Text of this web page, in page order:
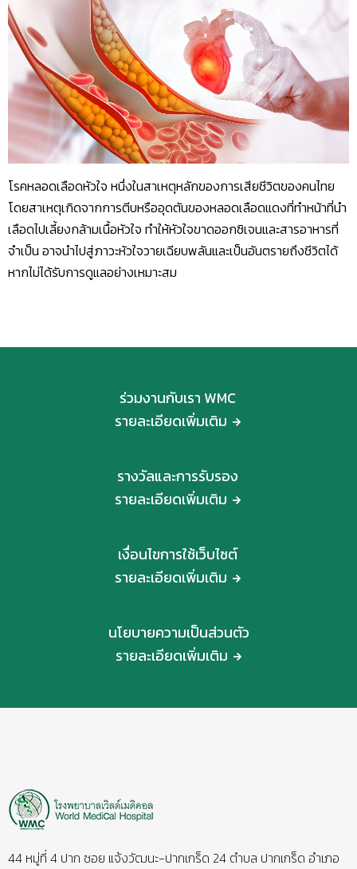
โรคหลอดเลือดหัวใจ หนึ่งในสาเหตุหลักของการเสียชีวิตของคนไทย
โดยสาเหตุเกิดจากการตีบหรืออุดตันของหลอดเลือดแดงที่ทำหน้าที่นำ
เลือดไปเลี้ยงกล้ามเนื้อหัวใจ ทำให้หัวใจขาดออกซิเจนและสารอาหารที่
จำเป็น อาจนำไปสู่ภาวะหัวใจวายเฉียบพลันและเป็นอันตรายถึงชีวิตได้
หากไม่ได้รับการดูแลอย่างเหมาะสม
ร่วมงานกับเรา WMC
รายละเอียดเพิ่มเติม
รางวัลและการรับรอง
รายละเอียดเพิ่มเติม
เงื่อนไขการใช้เว็บไซต์
รายละเอียดเพิ่มเติม
นโยบายความเป็นส่วนตัว
รายละเอียดเพิ่มเติม
44 หมู่ที่ 4 ปาก ซอย แจ้งวัฒนะ-ปากเกร็ด 24 ตำบล ปากเกร็ด อำเภอ